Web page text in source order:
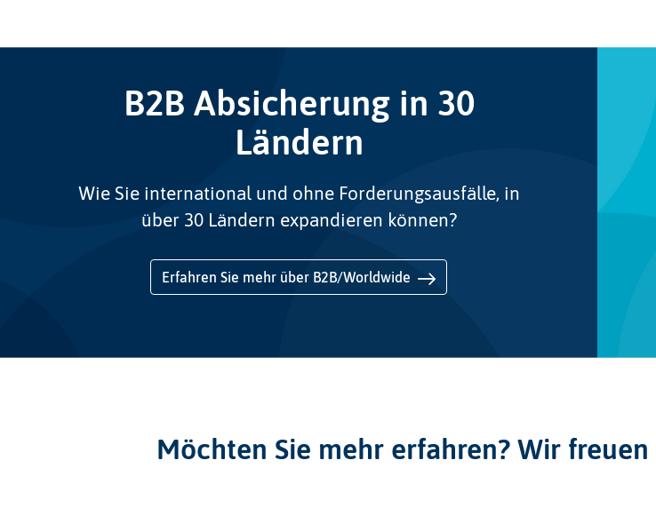
B2B Absicherung in 30
Ländern
Wie Sie international und ohne Forderungsausfälle, in
über 30 Ländern expandieren können?
Erfahren Sie mehr über B2B/Worldwide
Möchten Sie mehr erfahren? Wir